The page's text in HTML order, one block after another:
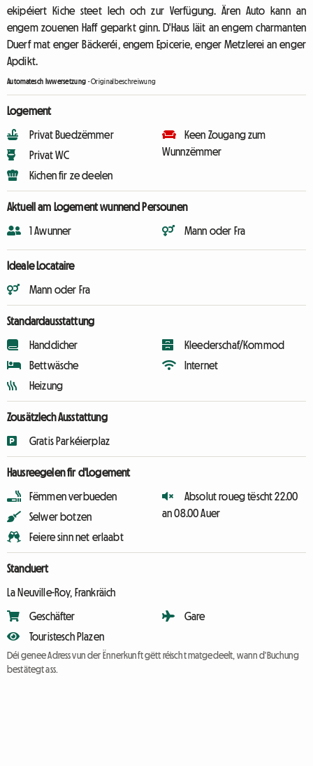
ekipéiert Kiche steet Iech och zur Verfügung. Ären Auto kann an
engem zouenen Haff geparkt ginn. D'Haus läit an engem charmanten
Duerf mat enger Bäckeréi, engem Epicerie, enger Metzlerei an enger
Apdikt.
Automatesch Iwwersetzung -Originalbeschreiwung
Logement
Privat Buedzëmmer
Privat WC
Kichen fir ze deelen
Keen Zougang zum
Wunnzëmmer
Aktuell am Logement wunnend Persounen
1 Awunner Mann oder Fra
Ideale Locataire
Mann oder Fra
Standardausstattung
Handdicher
Bettwäsche
Heizung
Kleederschaf/Kommod
Internet
Zousätzlech Ausstattung
Gratis Parkéierplaz
Hausreegelen fir d'Logement
Fëmmen verbueden
Selwer botzen
Feiere sinn net erlaabt
Absolut roueg tëscht 22.00
an 08.00 Auer
Standuert
La Neuville-Roy, Frankräich
Geschäfter
Touristesch Plazen
Gare
Déi genee Adress vun der Ënnerkunft gëtt réischt matgedeelt, wann d'Buchung
bestätegt ass.